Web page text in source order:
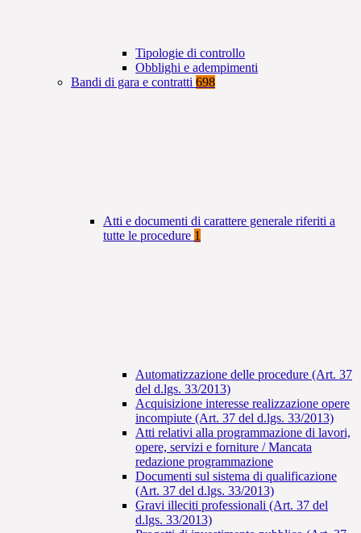
Tipologie di controllo
Obblighi e adempimenti
Bandi di gara e contratti 698
Atti e documenti di carattere generale riferiti a
tutte le procedure 1
Automatizzazione delle procedure (Art. 37
del d.lgs. 33/2013)
Acquisizione interesse realizzazione opere
incompiute (Art. 37 del d.lgs. 33/2013)
Atti relativi alla programmazione di lavori,
opere, servizi e forniture / Mancata
redazione programmazione
Documenti sul sistema di qualificazione
(Art. 37 del d.lgs. 33/2013)
Gravi illeciti professionali (Art. 37 del
d.lgs. 33/2013)